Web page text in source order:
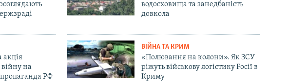
водосховища та занедбаність
довкола
акція
на
РФ
ВІЙНА ТА КРИМ
«Полювання на колони». Як ЗСУ
ріжуть військову логістику Росії в
Криму